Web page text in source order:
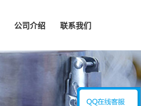
公司介绍 联系我们